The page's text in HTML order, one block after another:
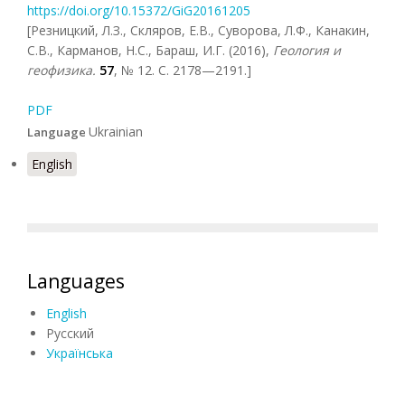
https://doi.org/10.15372/GiG20161205
[Резницкий, Л.З., Скляров, Е.В., Суворова, Л.Ф., Канакин,
С.В., Карманов, Н.С., Бараш, И.Г. (2016), Геология и
геофизика. 57, № 12. C. 2178—2191.]
PDF
Language Ukrainian
English
Languages
English
Русский
Українська